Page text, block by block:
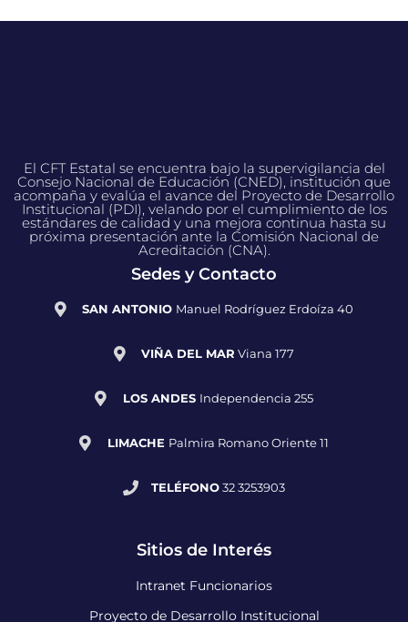
El CFT Estatal se encuentra bajo la supervigilancia del
Consejo Nacional de Educación (CNED), institución que
acompaña y evalúa el avance del Proyecto de Desarrollo
Institucional (PDI), velando por el cumplimiento de los
estándares de calidad y una mejora continua hasta su
próxima presentación ante la Comisión Nacional de
Acreditación (CNA).
Sedes y Contacto
SAN ANTONIO Manuel Rodríguez Erdoíza 40
VIÑA DEL MAR Viana 177
LOS ANDES Independencia 255
LIMACHE Palmira Romano Oriente 11
TELÉFONO32 3253903
Sitios de Interés
Intranet Funcionarios
Proyecto de Desarrollo Institucional